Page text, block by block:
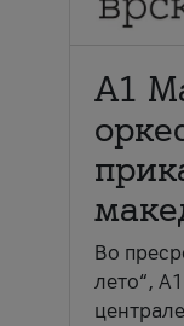
А1
Во
лето“,